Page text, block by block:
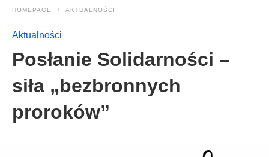
HOMEPAGE AKTUALNOŚCI
Aktualności
Posłanie Solidarności –
siła „bezbronnych
proroków”